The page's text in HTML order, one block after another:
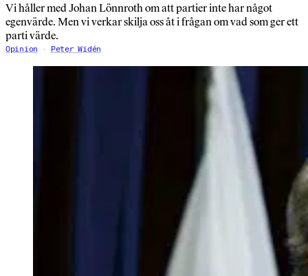
Vi håller med Johan Lönnroth om att partier inte har något
egenvärde. Men vi verkar skilja oss åt i frågan om vad som ger ett
parti värde.
Opinion Peter Widén